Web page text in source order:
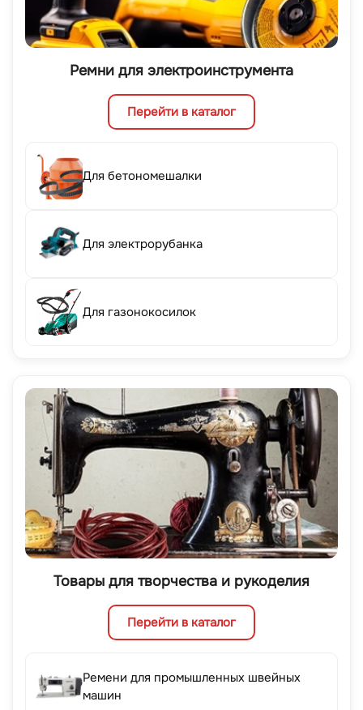
Ремни для электроинструмента
Перейти в каталог
Для бетономешалки
Для электрорубанка
Для газонокосилок
Товары для творчества и рукоделия
Перейти в каталог
Ремени для промышленных швейных
машин